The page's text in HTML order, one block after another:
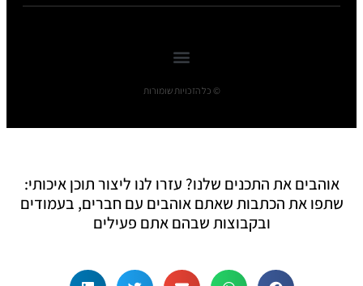
© כל הזכויות שומורות
אוהבים את התכנים שלנו? עזרו לנו ליצור תוכן איכותי:
שתפו את הכתבות שאתם אוהבים עם חברים, בעמודים
ובקבוצות שבהם אתם פעילים